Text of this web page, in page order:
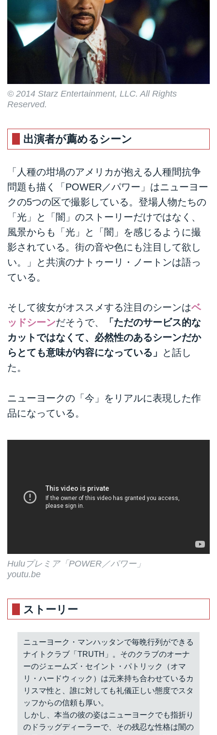
© 2014 Starz Entertainment, LLC. All Rights
Reserved.
出演者が薦めるシーン
「人種の坩堝のアメリカが抱える人種間抗争
問題も描く「POWER／パワー」はニューヨー
クの5つの区で撮影している。登場人物たちの
「光」と「闇」のストーリーだけではなく、
風景からも「光」と「闇」を感じるように撮
影されている。街の音や色にも注目して欲し
い。」と共演のナトゥーリ・ノートンは語っ
ている。
そして彼女がオススメする注目のシーンはベ
ッドシーンだそうで、
「ただのサービス的な
カットではなくて、必然性のあるシーンだか
らとても意味が内容になっている」
と話し
た。
ニューヨークの「今」をリアルに表現した作
品になっている。
Huluプレミア「POWER／パワー」
youtu.be
ストーリー
ニューヨーク・マンハッタンで毎晩行列ができる
ナイトクラブ「TRUTH」。そのクラブのオーナ
ーのジェームズ・セイント・パトリック（オマ
リ・ハードウィック）は元来持ち合わせているカ
リスマ性と、誰に対しても礼儀正しい態度でスタ
ッフからの信頼も厚い。
しかし、本当の彼の姿はニューヨークでも指折り
のドラッグディーラーで、その残忍な性格は闇の